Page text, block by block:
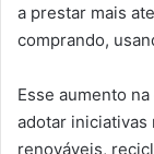
a prestar mais
comprando,
Esse aumento
adotar iniciativas
renováveis,